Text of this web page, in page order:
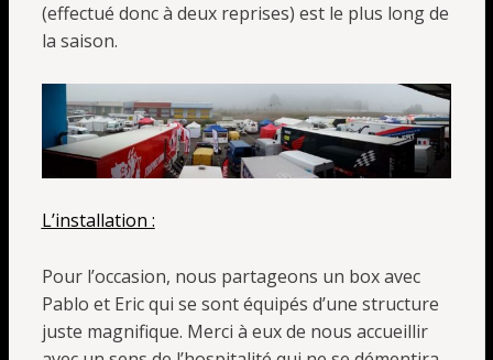
(effectué donc à deux reprises) est le plus long de
la saison.
L’installation :
Pour l’occasion, nous partageons un box avec
Pablo et Eric qui se sont équipés d’une structure
juste magnifique. Merci à eux de nous accueillir